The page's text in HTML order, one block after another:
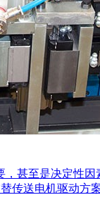
甚至是决定性
传送电机驱动方